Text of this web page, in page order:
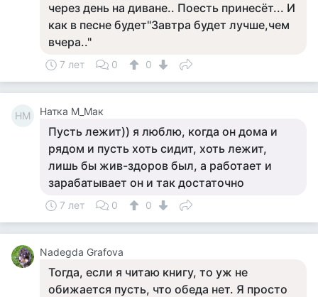
через день на диване.. Поесть принесёт... И
как в песне будет"Завтра будет лучше,чем
вчера.."
7 лет 0 0
НМ Натка М_Мак
Пусть лежит)) я люблю, когда он дома и
рядом и пусть хоть сидит, хоть лежит,
лишь бы жив-здоров был, а работает и
зарабатывает он и так достаточно
7 лет 0 0
Nadegda Grafova
Тогда, если я читаю книгу, то уж не
обижается пусть, что обеда нет. Я просто